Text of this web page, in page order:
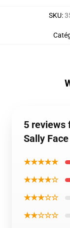
SKU:
5 reviews
Sally
★★★★★
★★★★☆
★★★☆☆
★★☆☆☆